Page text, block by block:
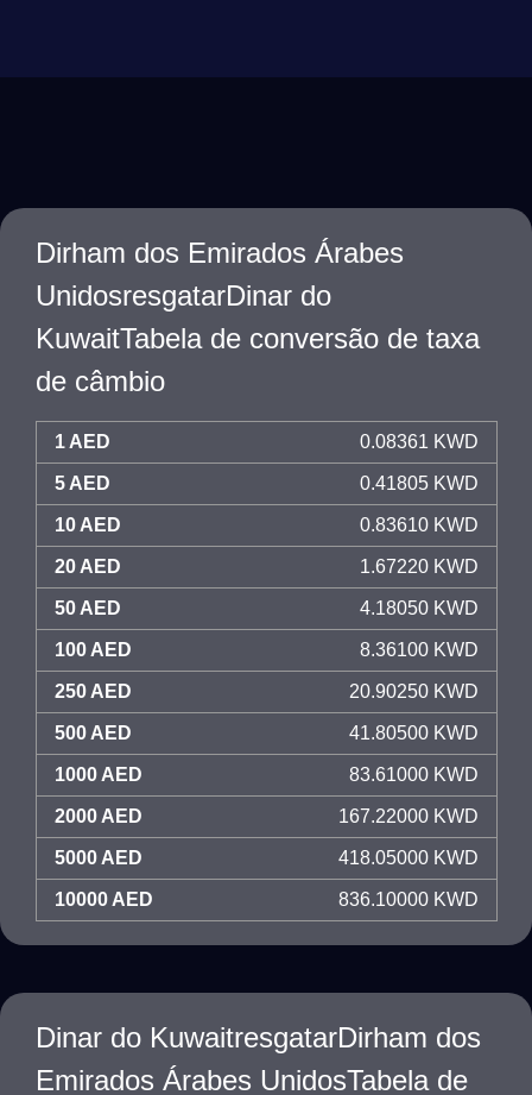
Dirham dos Emirados Árabes
UnidosresgatarDinar do
KuwaitTabela de conversão de taxa
de câmbio
1 AED 0.08361 KWD
5 AED 0.41805 KWD
10 AED 0.83610 KWD
20 AED 1.67220 KWD
50 AED 4.18050 KWD
100 AED 8.36100 KWD
250 AED 20.90250 KWD
500 AED 41.80500 KWD
1000 AED 83.61000 KWD
2000 AED 167.22000 KWD
5000 AED 418.05000 KWD
10000 AED 836.10000 KWD
Dinar do KuwaitresgatarDirham dos
Emirados Árabes UnidosTabela de